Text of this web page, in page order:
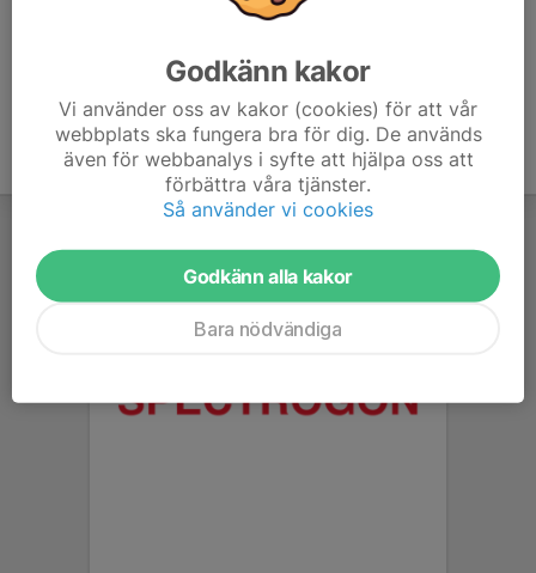
Godkänn kakor
Vi använder oss av kakor (cookies) för att vår
webbplats ska fungera bra för dig. De används
även för webbanalys i syfte att hjälpa oss att
förbättra våra tjänster.
Så använder vi cookies
Godkänn alla kakor
Bara nödvändiga